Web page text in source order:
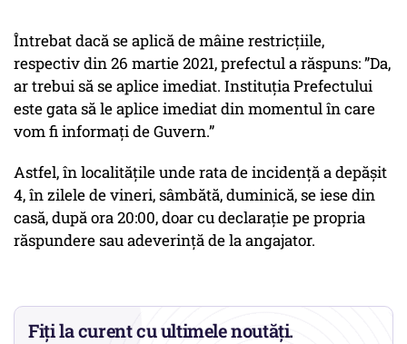
Întrebat dacă se aplică de mâine restricțiile,
respectiv din 26 martie 2021, prefectul a răspuns: ”Da,
ar trebui să se aplice imediat. Instituția Prefectului
este gata să le aplice imediat din momentul în care
vom fi informați de Guvern.”
Astfel, în localitățile unde rata de incidență a depășit
4, în zilele de vineri, sâmbătă, duminică, se iese din
casă, după ora 20:00, doar cu declarație pe propria
răspundere sau adeverință de la angajator.
Fiți la curent cu ultimele noutăți.